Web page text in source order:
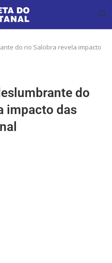
do rio Salobra revela impacto
do
impacto das